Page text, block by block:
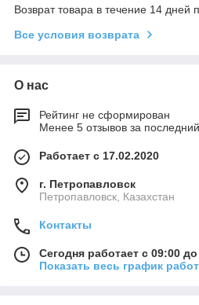
Возврат товара в течение 14 дней
Все условия возврата
О нас
Рейтинг не сформирован
Менее 5 отзывов за
Работает с 17.02.2020
г. Петропавловск
Петропавловск, Казахстан
Контакты
Сегодня работает с 09:00
Показать весь график